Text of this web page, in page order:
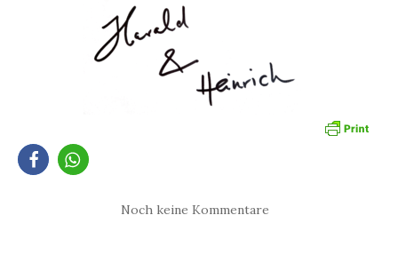
Noch keine Kommentare